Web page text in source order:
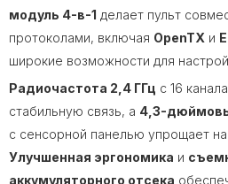
модуль 4-в-1 делает пульт
протоколами, включая OpenTX и
широкие возможности для
Радиочастота 2,4 ГГц с 16
стабильную связь, а 4,3-
с сенсорной панелью упрощает
Улучшенная эргономика и
аккумуляторного отсека